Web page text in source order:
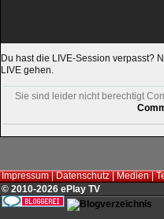
Du hast die LIVE-Session verpasst?
LIVE gehen.
Sie sind leider nicht berechtigt
Impressum|Datenschutz|Medien|
© 2010-2026 ePlay TV